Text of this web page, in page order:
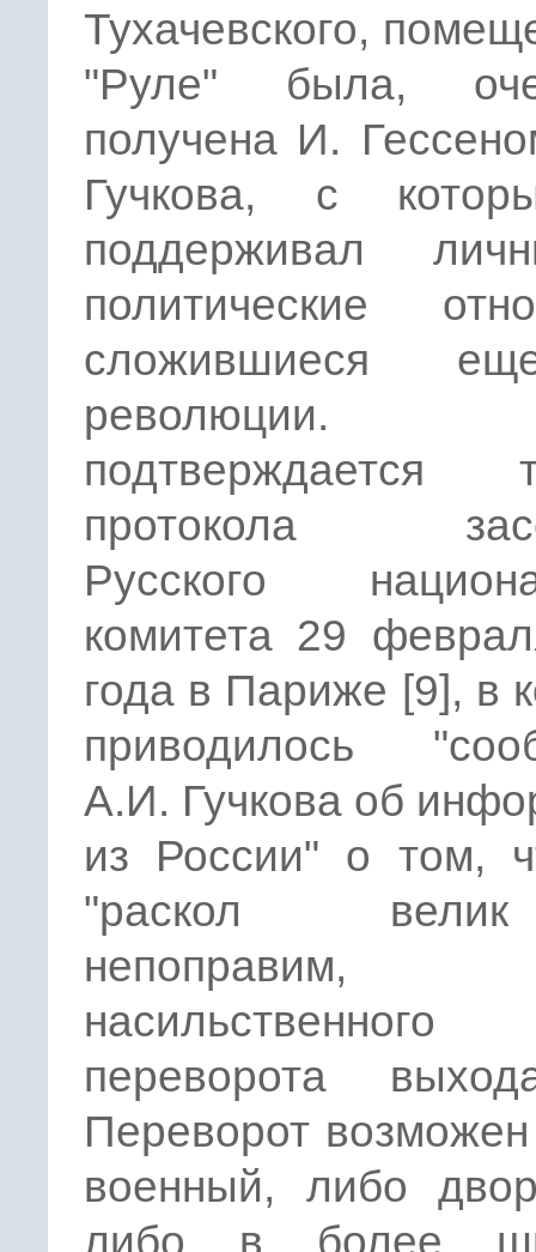
Тухачевского,
"Руле" была,
получена И.
Гучкова, с
поддерживал
политические
сложившиеся
революции.
подтверждается
протокола
Русского
комитета 29
года в Париже [9], в
приводилось
А.И. Гучкова об
из России" о том,
"раскол
насильственного
переворота
Переворот возможен
военный, либо
либо в более